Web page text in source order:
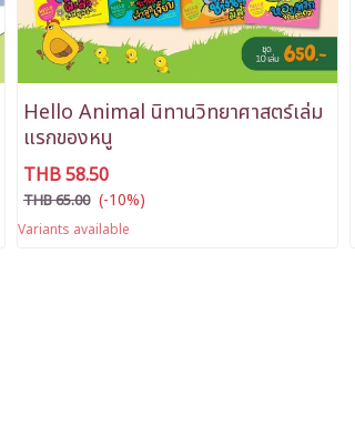
Hello Animal นิทานวิทยาศาสตร์เล่ม
แรกของหนู
THB 58.50
THB 65.00 (-10%)
Variants available